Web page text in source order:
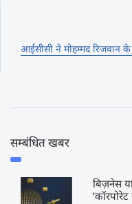
आईसीसी ने मोहम्मद रिजवान
सम्बंधित खबर
बिज़नेस